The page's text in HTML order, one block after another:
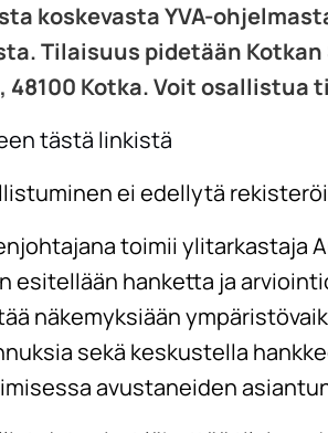
koskevasta YVA-
Tilaisuus pidetään
48100 Kotka. Voit
tästä linkistä
ei edellytä
toimii ylitarkastaja
esitellään hanketta ja
näkemyksiään
sekä keskustella
avustaneiden